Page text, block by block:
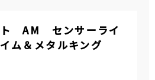
ト AM センサーライ
ム＆メタルキング